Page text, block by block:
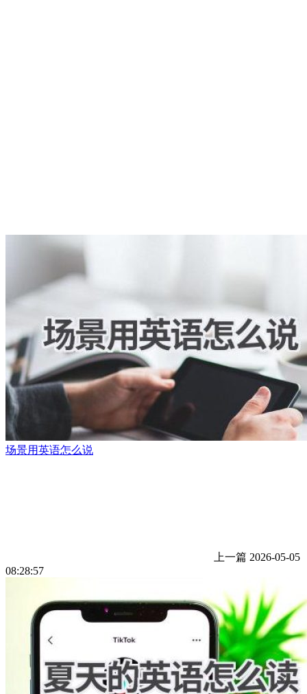
场景用英语怎么说
上一篇 2026-05-05
08:28:57